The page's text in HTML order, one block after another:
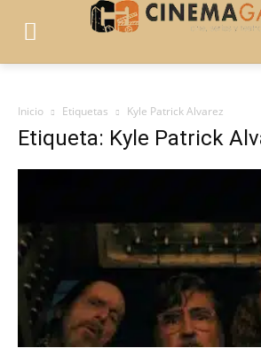
Inicio Etiquetas Kyle Patrick Alvarez
Etiqueta: Kyle Patrick